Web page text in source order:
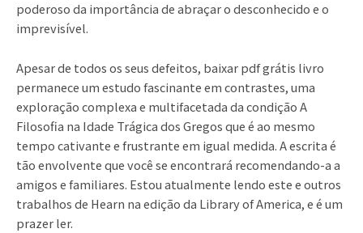
poderoso da importância de abraçar o desconhecido e o
imprevisível.
Apesar de todos os seus defeitos, baixar pdf grátis livro
permanece um estudo fascinante em contrastes, uma
exploração complexa e multifacetada da condição A
Filosofia na Idade Trágica dos Gregos que é ao mesmo
tempo cativante e frustrante em igual medida. A escrita é
tão envolvente que você se encontrará recomendando-a a
amigos e familiares. Estou atualmente lendo este e outros
trabalhos de Hearn na edição da Library of America, e é um
prazer ler.